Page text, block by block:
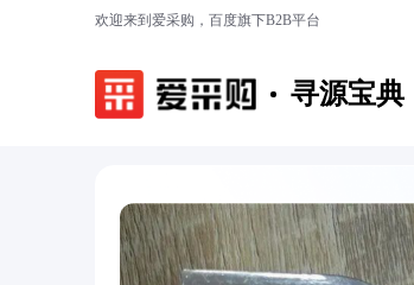
欢迎来到爱采购，百度旗下B2B平台
寻源宝典